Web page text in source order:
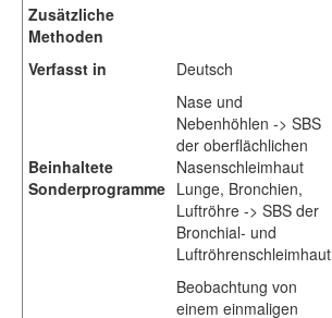
Zusätzliche
Methoden
Verfasst in
Deutsch
Beinhaltete
Sonderprogramme
Nase und
Nebenhöhlen -> SBS
der oberflächlichen
Nasenschleimhaut
Lunge, Bronchien,
Luftröhre -> SBS der
Bronchial- und
Luftröhrenschleimhaut
Beobachtung von
einem einmaligen